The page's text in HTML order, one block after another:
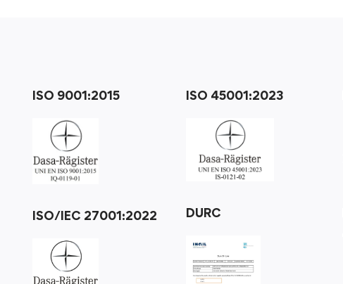
ISO 9001:2015
ISO/IEC 27001:2022
ISO 45001:2023
DURC